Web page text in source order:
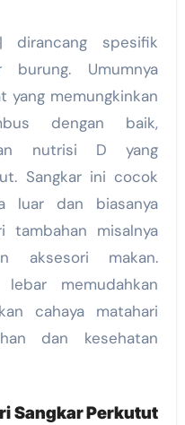
dirancang spesifik
Umumnya
memungkinkan
dengan baik,
nutrisi D yang
Sangkar ini cocok
luar dan biasanya
tambahan misalnya
aksesori makan.
memudahkan
cahaya matahari
dan kesehatan
Sangkar Perkutut